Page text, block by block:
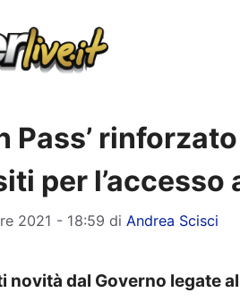
Pass’
per l’accesso
2021 - 18:59 di Andrea Scisci
novità dal Governo legate